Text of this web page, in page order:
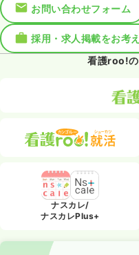
お問い合わせフォーム
採用・求人掲載をお考
看護roo!の
ナスカレ/
ナスカレPlus+